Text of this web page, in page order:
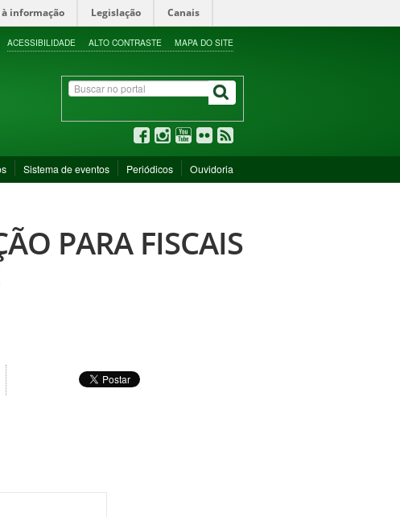
à informação Legislação Canais
ACESSIBILIDADE ALTO CONTRASTE MAPA DO SITE
Sistema de eventos Periódicos Ouvidoria
PARA FISCAIS